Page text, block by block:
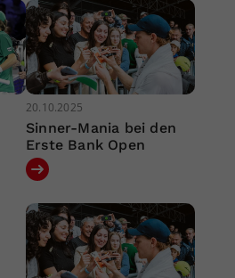
20.10.2025
Sinner-Mania bei den
Erste Bank Open